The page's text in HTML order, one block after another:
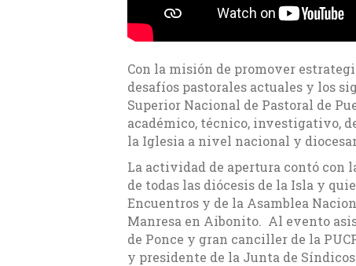
Con la misión de promover
desafíos pastorales actuales y los
Superior Nacional de Pastoral de
académico, técnico, investigativo,
la Iglesia a nivel nacional y
La actividad de apertura contó con
de todas las diócesis de la Isla y
Encuentros y de la Asamblea
Manresa en Aibonito. Al evento
de Ponce y gran canciller de la
y presidente de la Junta de